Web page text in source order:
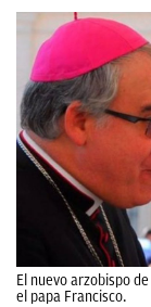
El nuevo arzobispo
el papa Francisco.